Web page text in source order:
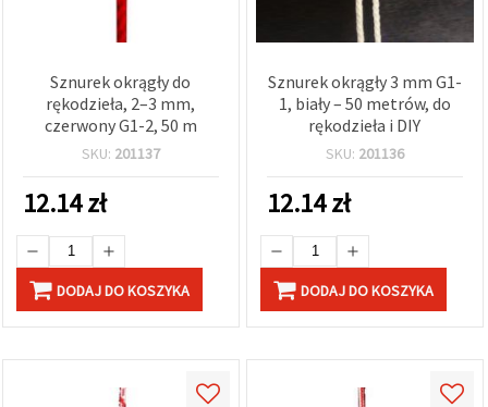
Sznurek okrągły do
rękodzieła, 2–3 mm,
czerwony G1-2, 50 m
SKU: 201137
12.14zł
DODAJ DO KOSZYKA
Sznurek okrągły 3 mm G1-
1, biały – 50 metrów, do
rękodzieła i DIY
SKU: 201136
12.14zł
DODAJ DO KOSZYKA